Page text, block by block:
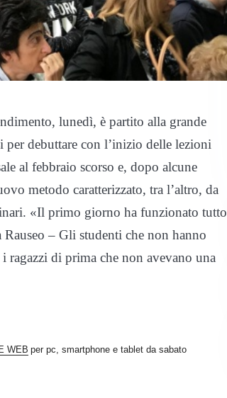
lunedì, è partito alla grande
per debuttare con l’inizio delle lezioni
al febbraio scorso e, dopo alcune
metodo caratterizzato, tra l’altro, da
«Il primo giorno ha funzionato tutto
– Gli studenti che non hanno
ragazzi di prima che non avevano una
WEB per pc, smartphone e tablet da sabato